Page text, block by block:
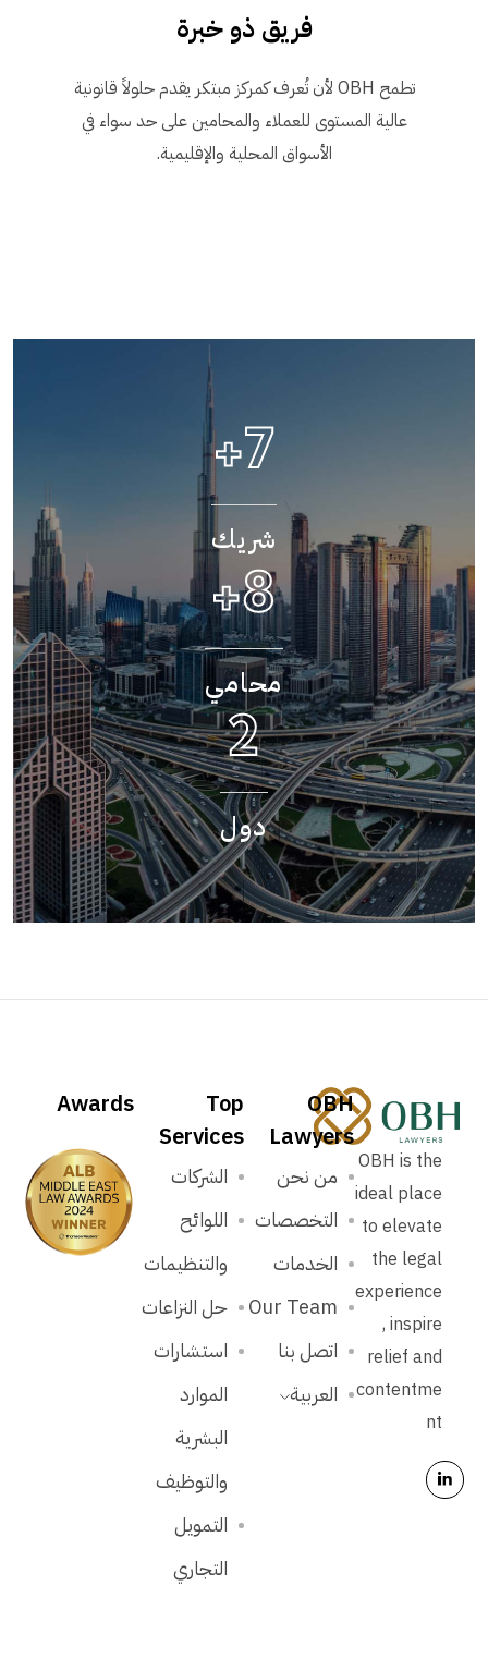
فريق ذو خبرة
تطمح OBH لأن تُعرف كمركز مبتكر يقدم حلولاً قانونية
عالية المستوى للعملاء والمحامين على حد سواء في
الأسواق المحلية والإقليمية.
9
+
شريك
10
+
محامي
3
دول
OBH is the
ideal place
to elevate
the legal
experience
, inspire
relief and
contentme
nt
OBH
Lawyers
من نحن
التخصصات
الخدمات
Our Team
اتصل بنا
العربية
Top
Services
الشركات
اللوائح
والتنظيمات
حل النزاعات
استشارات
الموارد
البشرية
والتوظيف
التمويل
التجاري
Awards